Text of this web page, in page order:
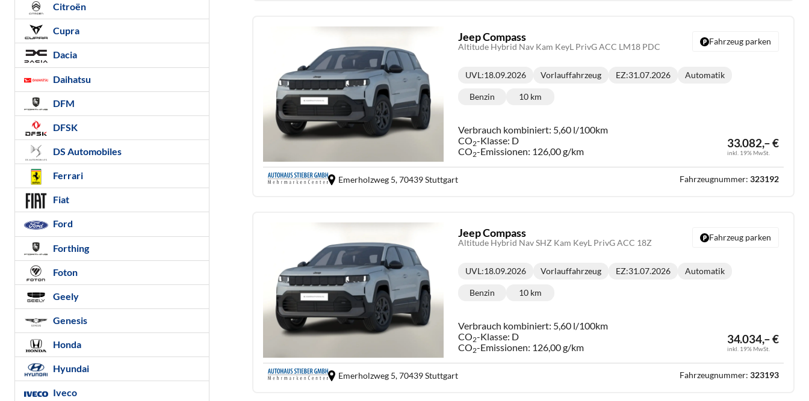
Jeep Compass
Altitude Hybrid Nav Kam KeyL PrivG ACC LM18 PDC
33.082,– €
inkl. 19% MwSt.
Lieferzeit:
UVL:18.09.2026 Vorlauffahrzeug EZ:31.07.2026
Getriebe:
Automatik
Kraftstoff:
Benzin
Kilometerstand:
10 km
Verbrauch kombiniert: 5,60 l/100km
CO2-Klasse: D
CO2-Emissionen: 126,00 g/km
Fahrzeug parken
Emerholzweg 5,70439 Stuttgart Fahrzeugnummer: 323192
Jeep Compass
Altitude Hybrid Nav SHZ Kam KeyL PrivG ACC 18Z
34.034,– €
inkl. 19% MwSt.
Lieferzeit:
UVL:18.09.2026 Vorlauffahrzeug EZ:31.07.2026
Getriebe:
Automatik
Kraftstoff:
Benzin
Kilometerstand:
10 km
Verbrauch kombiniert: 5,60 l/100km
CO2-Klasse: D
CO2-Emissionen: 126,00 g/km
Fahrzeug parken
Emerholzweg 5,70439 Stuttgart Fahrzeugnummer: 323193
Citroën
Cupra
Dacia
Daihatsu
DFM
DFSK
DS Automobiles
Ferrari
Fiat
Ford
Forthing
Foton
Geely
Genesis
Honda
Hyundai
Iveco